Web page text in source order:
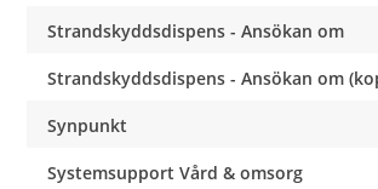
Strandskyddsdispens - Ansökan om
Strandskyddsdispens - Ansökan om
Synpunkt
Systemsupport Vård & omsorg